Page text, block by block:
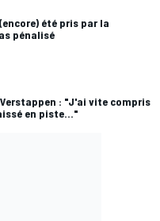
été pris par la
pénalisé
: "J'ai vite compris
en piste..."